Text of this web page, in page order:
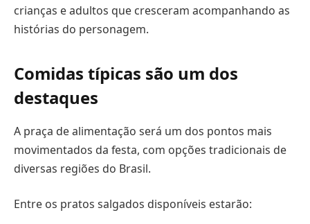
crianças e adultos que cresceram acompanhando as
histórias do personagem.
Comidas típicas são um dos
destaques
A praça de alimentação será um dos pontos mais
movimentados da festa, com opções tradicionais de
diversas regiões do Brasil.
Entre os pratos salgados disponíveis estarão: